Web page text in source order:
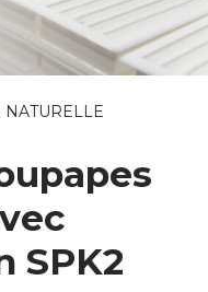
NATURELLE
SPK2